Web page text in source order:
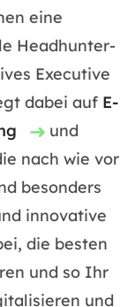
eine
Headhunter-
Executive
dabei auf E-
und
nach wie vor
besonders
innovative
die besten
und so Ihr
und